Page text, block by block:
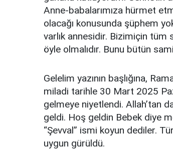
Anne-babalarımıza hürmet
olacağı konusunda şüphem
varlık annesidir. Bizimiçin tüm
öyle olmalıdır. Bunu bütün
Gelelim yazının başlığına,
miladi tarihle 30 Mart 2025
gelmeye niyetlendi. Allah’tan
geldi. Hoş geldin Bebek diye
“Şevval” ismi koyun dediler.
uygun gürüldü.